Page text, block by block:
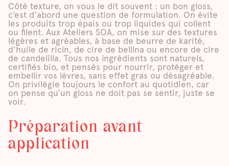
Côté texture, on vous le dit souvent : un bon gloss,
c’est d’abord une question de formulation. On évite
les produits trop épais ou trop liquides qui collent
ou filent. Aux Ateliers SOA, on mise sur des textures
légères et agréables, à base de beurre de karité,
d’huile de ricin, de cire de bellina ou encore de cire
de candelilla. Tous nos ingrédients sont naturels,
certifiés bio, et pensés pour nourrir, protéger et
embellir vos lèvres, sans effet gras ou désagréable.
On privilégie toujours le confort au quotidien, car
on pense qu’un gloss ne doit pas se sentir, juste se
voir.
Préparation avant
application